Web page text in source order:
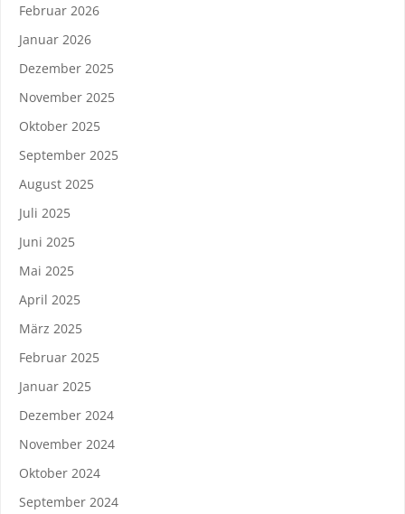
Februar 2026
Januar 2026
Dezember 2025
November 2025
Oktober 2025
September 2025
August 2025
Juli 2025
Juni 2025
Mai 2025
April 2025
März 2025
Februar 2025
Januar 2025
Dezember 2024
November 2024
Oktober 2024
September 2024